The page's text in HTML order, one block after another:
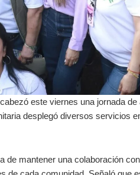
este viernes una jornada
desplegó diversos servicios
mantener una colaboración